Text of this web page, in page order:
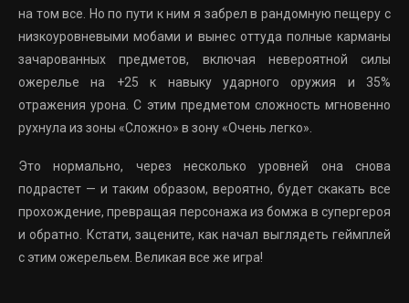
на том все. Но по пути к ним я забрел в рандомную пещеру с
низкоуровневыми мобами и вынес оттуда полные карманы
зачарованных предметов, включая невероятной силы
ожерелье на +25 к навыку ударного оружия и 35%
отражения урона. С этим предметом сложность мгновенно
рухнула из зоны «Сложно» в зону «Очень легко».
Это нормально, через несколько уровней она снова
подрастет — и таким образом, вероятно, будет скакать все
прохождение, превращая персонажа из бомжа в супергероя
и обратно. Кстати, зацените, как начал выглядеть геймплей
с этим ожерельем. Великая все же игра!